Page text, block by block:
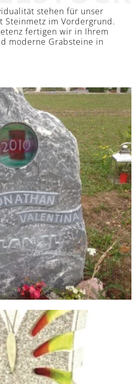
stehen für unser
Steinmetz im Vordergrund.
fertigen wir in Ihrem
moderne Grabsteine in